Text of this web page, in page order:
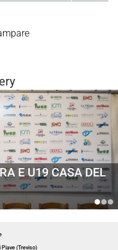
E U19 CASA DEL
Piave (Treviso)